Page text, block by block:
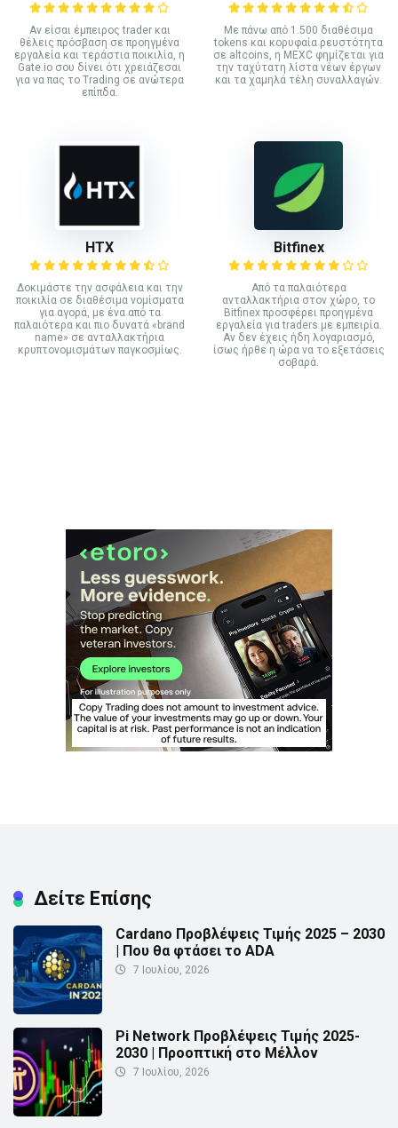
Αν είσαι έμπειρος trader και
θέλεις πρόσβαση σε προηγμένα
εργαλεία και τεράστια ποικιλία, η
Gate.io σου δίνει ότι χρειάζεσαι
για να πας το Trading σε ανώτερα
επίπδα.
Με πάνω από 1.500 διαθέσιμα
tokens και κορυφαία ρευστότητα
σε altcoins, η MEXC φημίζεται για
την ταχύτατη λίστα νέων έργων
και τα χαμηλά τέλη συναλλαγών.
HTX
Δοκιμάστε την ασφάλεια και την
ποικιλία σε διαθέσιμα νομίσματα
για αγορά, με ένα από τα
παλαιότερα και πιο δυνατά «brand
name» σε ανταλλακτήρια
κρυπτονομισμάτων παγκοσμίως.
Bitfinex
Από τα παλαιότερα
ανταλλακτήρια στον χώρο, το
Bitfinex προσφέρει προηγμένα
εργαλεία για traders με εμπειρία.
Αν δεν έχεις ήδη λογαριασμό,
ίσως ήρθε η ώρα να το εξετάσεις
σοβαρά.
Δείτε Επίσης
Cardano Προβλέψεις Τιμής 2025 – 2030
| Που θα φτάσει το ADA
7 Ιουλίου, 2026
Pi Network Προβλέψεις Τιμής 2025-
2030 | Προοπτική στο Μέλλον
7 Ιουλίου, 2026